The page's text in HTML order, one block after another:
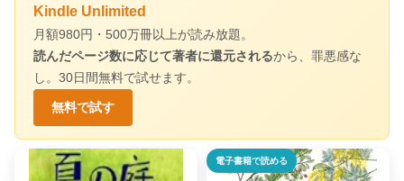
Kindle Unlimited
月額980円・500万冊以上が読み放題。
読んだページ数に応じて著者に還元されるから、罪悪感な
し。30日間無料で試せます。
無料で試す
電子書籍で読める